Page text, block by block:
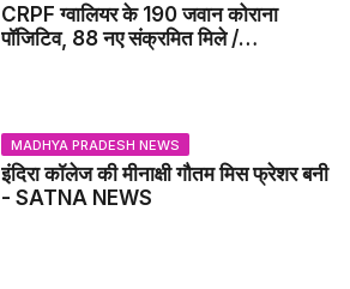
CRPF ग्वालियर के 190 जवान कोराना
पॉजिटिव, 88 नए संक्रमित मिले /
MADHYA PRADESH NEWS
इंदिरा कॉलेज की मीनाक्षी गौतम मिस फ्रेशर बनी
- SATNA NEWS